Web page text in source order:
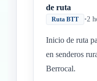
de ruta
Ruta BTT •2
Inicio de ruta
en senderos
Berrocal.